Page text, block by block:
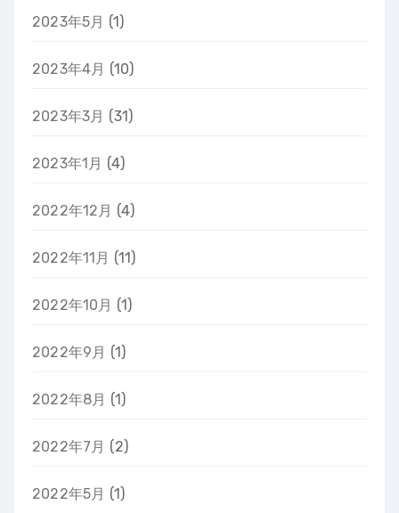
2023年5月 (1)
2023年4月 (10)
2023年3月 (31)
2023年1月 (4)
2022年12月 (4)
2022年11月 (11)
2022年10月 (1)
2022年9月 (1)
2022年8月 (1)
2022年7月 (2)
2022年5月 (1)